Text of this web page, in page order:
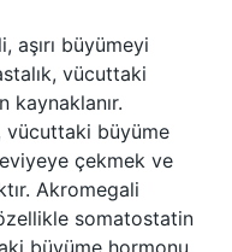
aşırı büyümeyi
vücuttaki
kaynaklanır.
vücuttaki büyüme
çekmek ve
Akromegali
somatostatin
büyüme hormonu